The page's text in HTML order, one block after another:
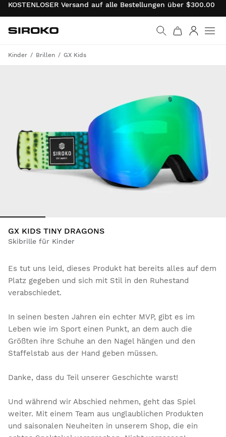
KOSTENLOSER Versand auf alle Bestellungen über $300.00
Weiter zur Startseite
Siroko.com
Kinder Brillen GX Kids
GX KIDS TINY DRAGONS
Skibrille für Kinder
Es tut uns leid, dieses Produkt hat bereits alles auf dem
Platz gegeben und sich mit Stil in den Ruhestand
verabschiedet.
In seinen besten Jahren ein echter MVP, gibt es im
Leben wie im Sport einen Punkt, an dem auch die
Größten ihre Schuhe an den Nagel hängen und den
Staffelstab aus der Hand geben müssen.
Danke, dass du Teil unserer Geschichte warst!
Und während wir Abschied nehmen, geht das Spiel
weiter. Mit einem Team aus unglaublichen Produkten
und saisonalen Neuheiten in unserem Shop, die ein